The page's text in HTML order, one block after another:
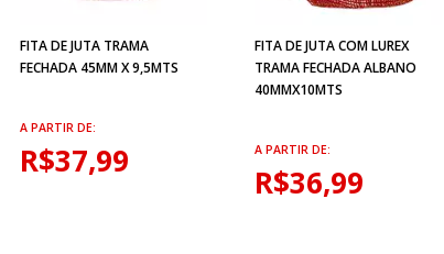
FITA DE JUTA TRAMA
FECHADA 45MM X 9,5MTS
A PARTIR DE:
R$37,99
FITA DE JUTA COM LUREX
TRAMA FECHADA ALBANO
40MMX10MTS
A PARTIR DE:
R$36,99